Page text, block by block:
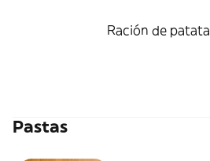
Ración de
Pastas